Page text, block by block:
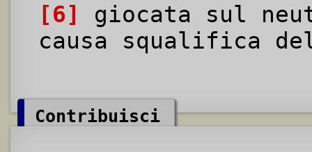
[6]
giocata sul
causa squalifica del
Contribuisci